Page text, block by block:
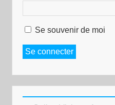
Se souvenir de moi
Se connecter